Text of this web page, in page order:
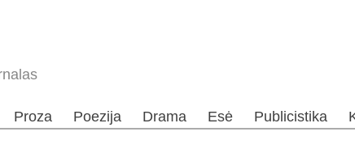
Proza Poezija Drama Esė Publicistika